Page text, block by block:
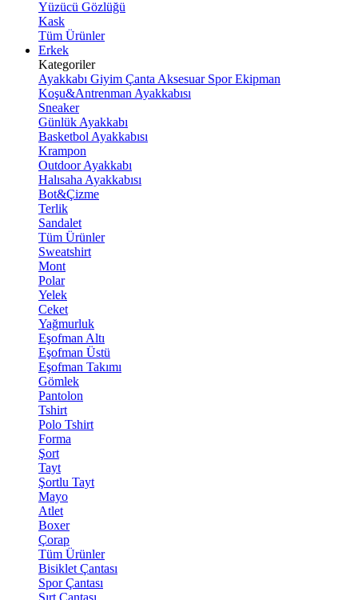
Yüzücü Gözlüğü
Kask
Tüm Ürünler
Erkek
Kategoriler
Ayakkabı Giyim Çanta Aksesuar Spor Ekipman
Koşu&Antrenman Ayakkabısı
Sneaker
Günlük Ayakkabı
Basketbol Ayakkabısı
Krampon
Outdoor Ayakkabı
Halısaha Ayakkabısı
Bot&Çizme
Terlik
Sandalet
Tüm Ürünler
Sweatshirt
Mont
Polar
Yelek
Ceket
Yağmurluk
Eşofman Altı
Eşofman Üstü
Eşofman Takımı
Gömlek
Pantolon
Tshirt
Polo Tshirt
Forma
Şort
Tayt
Şortlu Tayt
Mayo
Atlet
Boxer
Çorap
Tüm Ürünler
Bisiklet Çantası
Spor Çantası
Sırt Çantası